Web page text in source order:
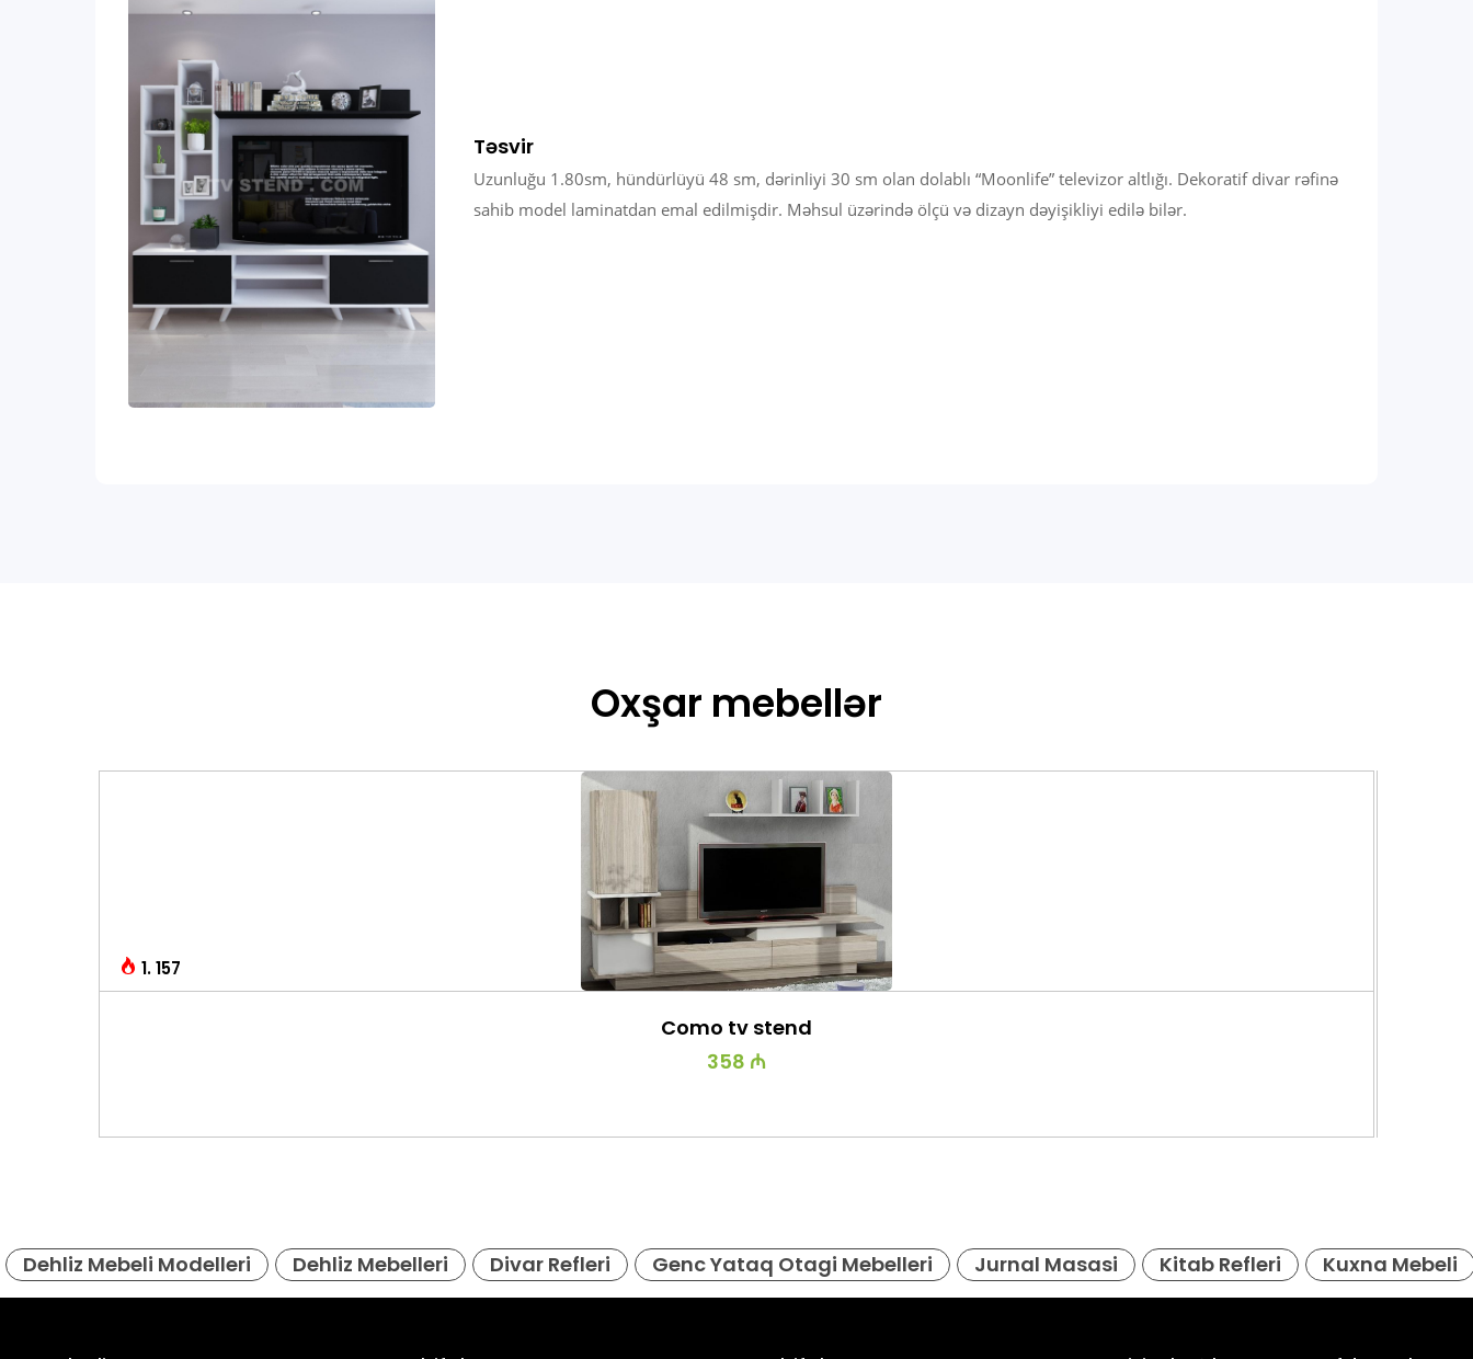
Təsvir
Uzunluğu 1.80sm, hündürlüyü 48 sm, dərinliyi 30 sm olan dolablı “Moonlife” televizor altlığı. Dekoratif divar rəfinə
sahib model laminatdan emal edilmişdir. Məhsul üzərində ölçü və dizayn dəyişikliyi edilə bilər.
Oxşar mebellər
1. 157
Como tv stend
358 ₼
Dehliz Mebeli Modelleri Dehliz Mebelleri Divar Refleri Genc Yataq Otagi Mebelleri Jurnal Masasi Kitab Refleri Kuxna Mebeli